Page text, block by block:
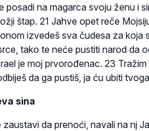
posadi na magarca svoju ženu i
štap. 21 Jahve opet reče
izvedeš sva čudesa za koja
tako te neće pustiti narod da
je moj prvorođenac. 23
da ga pustiš, ja ću ubiti
sina
da prenoći, navali na nj